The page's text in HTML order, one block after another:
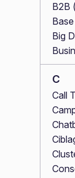
B2B
Big
C
Call